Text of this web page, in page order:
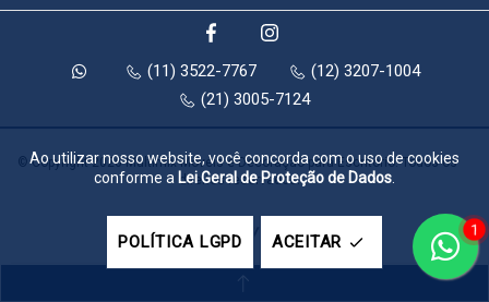
(11) 3522-7767
(12) 3207-1004
(21) 3005-7124
© Copyright 2026 Multimix Móveis e Decoração para Escritório. Todos os
direitos reservados.
Feito com pela
Ao utilizar nosso website, você concorda com o uso de cookies
conforme a Lei Geral de Proteção de Dados
POLÍTICA LGPD ACEITAR
1